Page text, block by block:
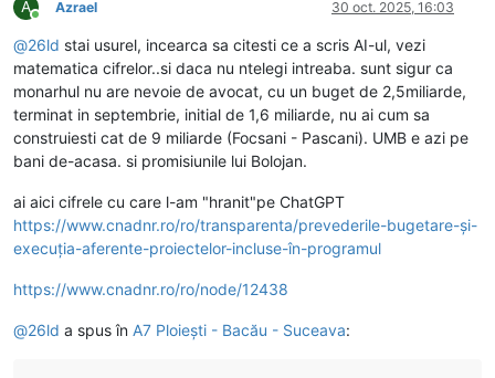
A
Conectat
Azrael 30 oct. 2025, 16:03
@26ld stai usurel, incearca sa citesti ce a scris AI-ul, vezi
matematica cifrelor..si daca nu ntelegi intreaba. sunt sigur ca
monarhul nu are nevoie de avocat, cu un buget de 2,5miliarde,
terminat in septembrie, initial de 1,6 miliarde, nu ai cum sa
construiesti cat de 9 miliarde (Focsani - Pascani). UMB e azi pe
bani de-acasa. si promisiunile lui Bolojan.
ai aici cifrele cu care l-am "hranit"pe ChatGPT
https://www.cnadnr.ro/ro/transparenta/prevederile-bugetare-și-
execuția-aferente-proiectelor-incluse-în-programul
https://www.cnadnr.ro/ro/node/12438
@26ld a spus în A7 Ploiești - Bacău - Suceava: